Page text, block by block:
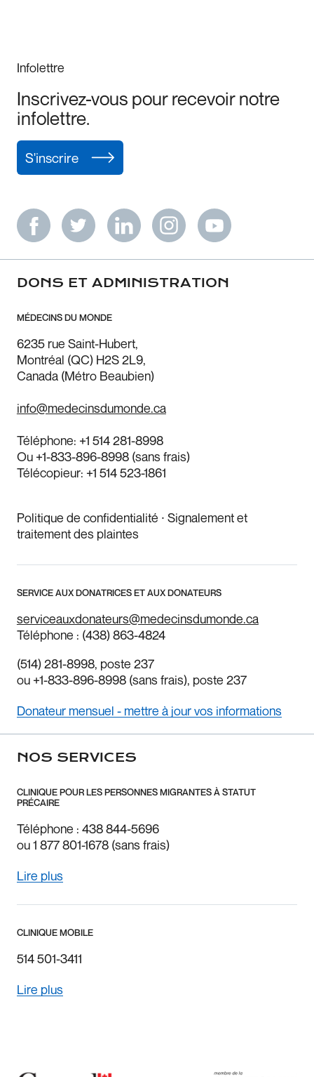
Infolettre
Inscrivez-vous pour recevoir notre
infolettre.
S'inscrire
DONS ET ADMINISTRATION
MÉDECINS DU MONDE
6235 rue Saint-Hubert,
Montréal (QC) H2S 2L9,
Canada (Métro Beaubien)
info@medecinsdumonde.ca
Téléphone: +1 514 281-8998
Ou +1-833-896-8998(sans frais)
Télécopieur: +1 514 523-1861
Politique de confidentialité ⸱ Signalement et
traitement des plaintes
SERVICE AUX DONATRICES ET AUX DONATEURS
serviceauxdonateurs@medecinsdumonde.ca
Téléphone : (438) 863-4824
(514) 281-8998, poste 237
ou +1-833-896-8998(sans frais), poste 237
Donateur mensuel - mettre à jour vos informations
NOS SERVICES
CLINIQUE POUR LES PERSONNES MIGRANTES À STATUT
PRÉCAIRE
Téléphone : 438 844-5696
ou 1 877 801-1678 (sans frais)
Lire plus
CLINIQUE MOBILE
514 501-3411
Lire plus